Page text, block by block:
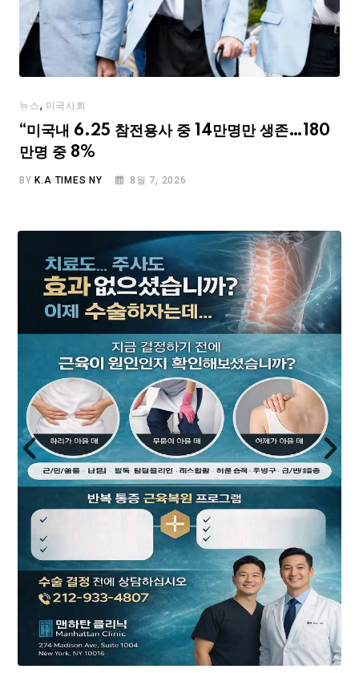
뉴스, 미국사회
“미국내 6.25 참전용사 중 14만명만 생존…180
만명 중 8%
BY K.A TIMES NY 8월 7, 2026